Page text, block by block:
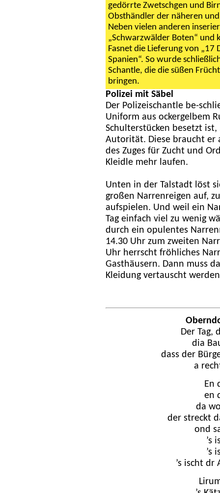
gedörrte Zwetschgen und
Obsthändler der näheren
Neben vielen anderen
„Schwarzwälder Boten“
Fasnet die Lieferung von „17
Spanien“. So wurde
Schantle, die die süßen
bringen.
Polizei mit Säbel
Der Polizeischantle be-
Uniform aus ockergelbem
Schulterstücken besetzt
Autorität. Diese braucht er
des Zuges für Zucht und
Kleidle mehr laufen.
Unten in der Talstadt löst
großen Narrenreigen auf,
aufspielen. Und weil ein
Tag einfach viel zu wenig
durch ein opulentes
14.30 Uhr zum zweiten
Uhr herrscht fröhliches
Gasthäusern. Dann muss
Kleidung vertauscht
Der Tag,
dia
dass der
a
En
en
da
der streckt
ond
’s
’s
’s ischt dr